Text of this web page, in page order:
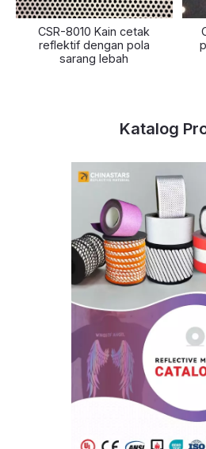
CSR-8010 Kain cetak
reflektif dengan pola
sarang lebah
Katalog